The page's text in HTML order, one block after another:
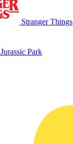
Stranger Things
Jurassic Park